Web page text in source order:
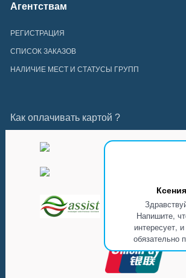
Ксения
Напишите,
интересует,
обязательно
Агентствам
РЕГИСТРАЦИЯ
СПИСОК ЗАКАЗОВ
НАЛИЧИЕ МЕСТ И СТАТУСЫ ГРУПП
Как оплачивать картой ?